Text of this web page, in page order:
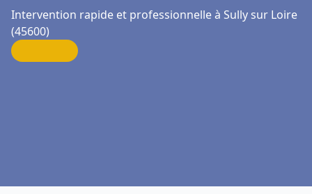
Intervention rapide et professionnelle à Sully sur Loire
(45600)